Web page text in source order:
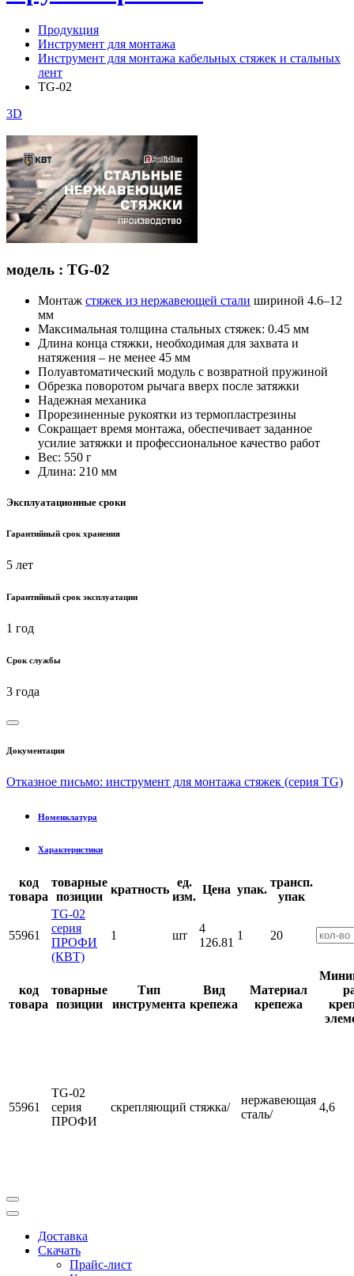
Продукция
Инструмент для монтажа
Инструмент для монтажа кабельных стяжек и стальных
лент
TG-02
3D
модель : TG-02
Монтаж стяжек из нержавеющей стали шириной 4.6–12
мм
Максимальная толщина стальных стяжек: 0.45 мм
Длина конца стяжки, необходимая для захвата и
натяжения – не менее 45 мм
Полуавтоматический модуль с возвратной пружиной
Обрезка поворотом рычага вверх после затяжки
Надежная механика
Прорезиненные рукоятки из термопластрезины
Сокращает время монтажа, обеспечивает заданное
усилие затяжки и профессиональное качество работ
Вес: 550 г
Длина: 210 мм
Эксплуатационные сроки
Гарантийный срок хранения
5 лет
Гарантийный срок эксплуатации
1 год
Срок службы
3 года
Документация
Отказное письмо: инструмент для монтажа стяжек (серия TG)
Номенклатура
Характеристики
код
товара
товарные
позиции
кратность
ед.
изм.
Цена упак.
трансп.
упак
55961
TG-02
серия
ПРОФИ
(КВТ)
1 шт
4
126.81
1 20
код
товара
товарные
позиции
Тип
инструмента
Вид
крепежа
Материал
крепежа
55961
TG-02
серия
ПРОФИ
скрепляющий стяжка/
нержавеющая
сталь/
4,6
Доставка
Скачать
Прайс-лист